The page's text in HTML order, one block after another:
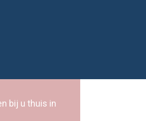
bij u thuis in